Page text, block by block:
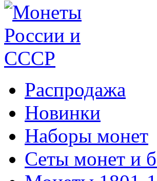
Распродажа
Новинки
Наборы монет
Сеты монет и